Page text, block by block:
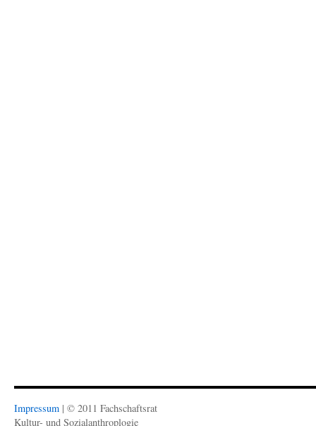
Impressum | © 2011 Fachschaftsrat
Kultur- und Sozialanthroplogie